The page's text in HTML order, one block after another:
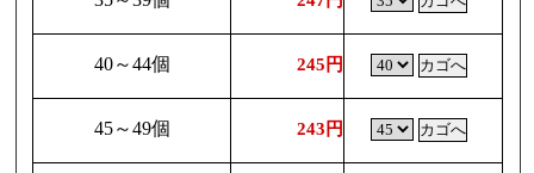
40～44個 245円
45～49個 243円